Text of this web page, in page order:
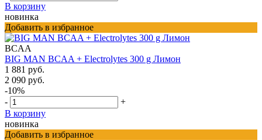
В корзину
новинка
Добавить в избранное
BCAA
BIG MAN BCAA + Electrolytes 300 g Лимон
1 881 руб.
2 090 руб.
-10%
-
+
В корзину
новинка
Добавить в избранное